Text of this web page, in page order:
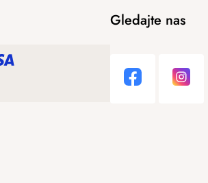
Gledajte nas